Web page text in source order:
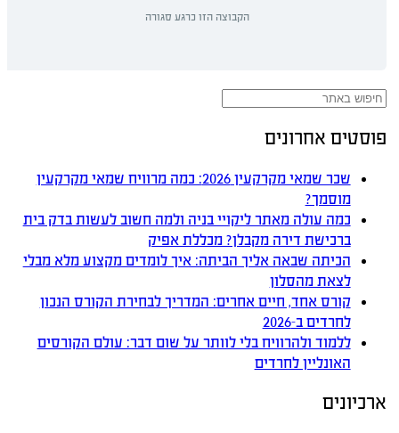
הקבוצה הזו כרגע סגורה
פוסטים אחרונים
שכר שמאי מקרקעין 2026: כמה מרוויח שמאי מקרקעין
מוסמך?
כמה עולה מאתר ליקויי בניה ולמה חשוב לעשות בדק בית
ברכישת דירה מקבלן? מכללת אפיק
הכיתה שבאה אליך הביתה: איך לומדים מקצוע מלא מבלי
לצאת מהסלון
קורס אחד, חיים אחרים: המדריך לבחירת הקורס הנכון
לחרדים ב-2026
ללמוד ולהרוויח בלי לוותר על שום דבר: עולם הקורסים
האונליין לחרדים
ארכיונים